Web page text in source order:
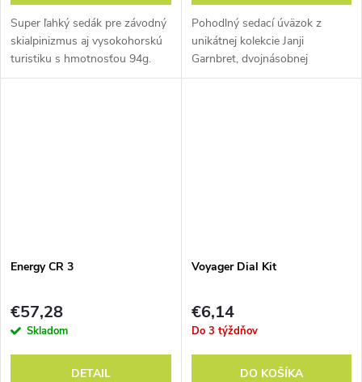
Super ľahký sedák pre závodný
skialpinizmus aj vysokohorskú
turistiku s hmotnosťou 94g.
Pohodlný sedací úväzok z
unikátnej kolekcie Janji
Garnbret, dvojnásobnej
olympijskej víťazky, s ktorou
Energy CR 3
€57,28
Skladom
DETAIL
Voyager Dial Kit
€6,14
Do 3 týždňov
DO KOŠÍKA